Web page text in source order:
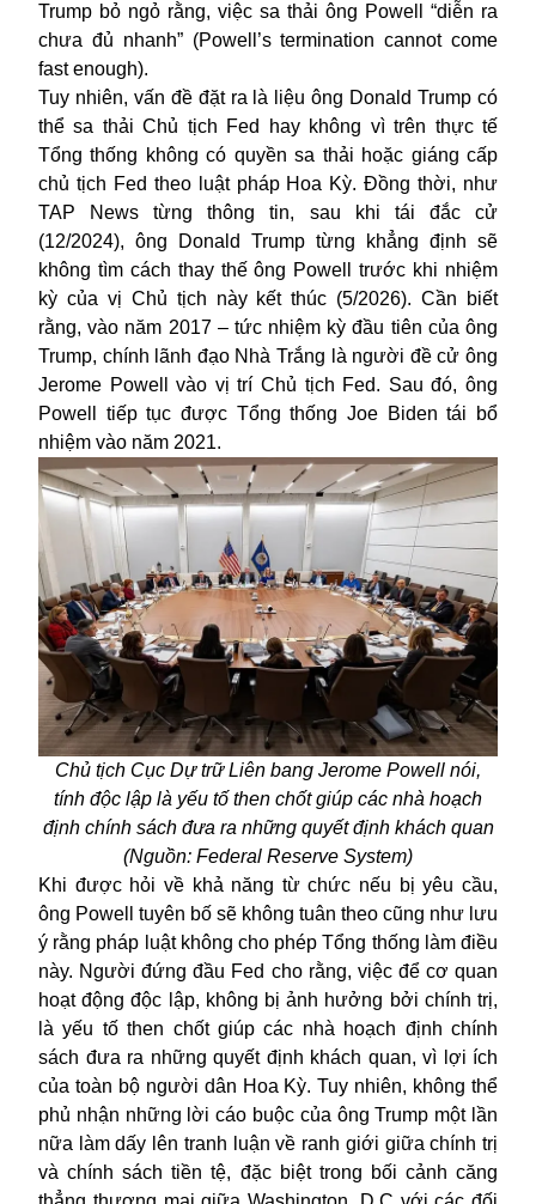
Trump bỏ ngỏ rằng, việc sa thải ông Powell “diễn ra
chưa đủ nhanh” (Powell’s termination cannot come
fast enough).
Tuy nhiên, vấn đề đặt ra là liệu ông Donald Trump có
thể sa thải Chủ tịch Fed hay không vì trên thực tế
Tổng thống không có quyền sa thải hoặc giáng cấp
chủ tịch Fed theo luật pháp Hoa Kỳ. Đồng thời, như
TAP News từng thông tin, sau khi tái đắc cử
(12/2024), ông Donald Trump từng khẳng định sẽ
không tìm cách thay thế ông Powell trước khi nhiệm
kỳ của vị Chủ tịch này kết thúc (5/2026). Cần biết
rằng, vào năm 2017 – tức nhiệm kỳ đầu tiên của ông
Trump, chính lãnh đạo Nhà Trắng là người đề cử ông
Jerome Powell vào vị trí Chủ tịch Fed. Sau đó, ông
Powell tiếp tục được Tổng thống Joe Biden tái bổ
nhiệm vào năm 2021.
Chủ tịch Cục Dự trữ Liên bang Jerome Powell nói,
tính độc lập là yếu tố then chốt giúp các nhà hoạch
định chính sách đưa ra những quyết định khách quan
(Nguồn: Federal Reserve System)
Khi được hỏi về khả năng từ chức nếu bị yêu cầu,
ông Powell tuyên bố sẽ không tuân theo cũng như lưu
ý rằng pháp luật không cho phép Tổng thống làm điều
này. Người đứng đầu Fed cho rằng, việc để cơ quan
hoạt động độc lập, không bị ảnh hưởng bởi chính trị,
là yếu tố then chốt giúp các nhà hoạch định chính
sách đưa ra những quyết định khách quan, vì lợi ích
của toàn bộ người dân Hoa Kỳ. Tuy nhiên, không thể
phủ nhận những lời cáo buộc của ông Trump một lần
nữa làm dấy lên tranh luận về ranh giới giữa chính trị
và chính sách tiền tệ, đặc biệt trong bối cảnh căng